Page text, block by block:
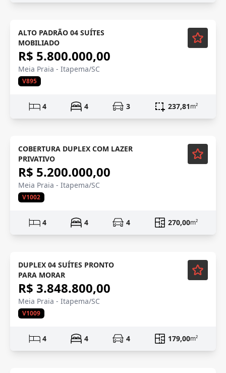
Mobiliado
ALTO PADRÃO 04 SUÍTES
MOBILIADO
R$ 5.800.000,00
Meia Praia - Itapema/SC
V895
4 4 3 237,81m²
Semi-mobiliado
COBERTURA DUPLEX COM LAZER
PRIVATIVO
R$ 5.200.000,00
Meia Praia - Itapema/SC
V1002
4 4 4 270,00m²
Mobiliado
DUPLEX 04 SUÍTES PRONTO
PARA MORAR
R$ 3.848.800,00
Meia Praia - Itapema/SC
V1009
4 4 4 179,00m²